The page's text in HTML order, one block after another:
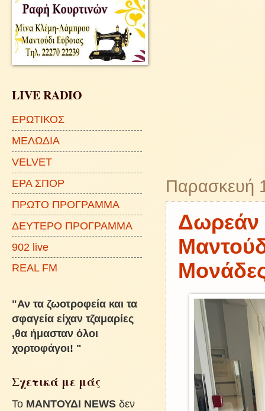
Παρασκευή
Δωρεάν
LIVE RADIO
ΕΡΩΤΙΚΟΣ
ΜΕΛΩΔΙΑ
VELVET
ΕΡΑ ΣΠΟΡ
ΠΡΩΤΟ ΠΡΟΓΡΑΜΜΑ
ΔΕΥΤΕΡΟ ΠΡΟΓΡΑΜΜΑ
902 live
REAL FM
"Αν τα ζωοτροφεία και τα
σφαγεία είχαν τζαμαρίες
,θα ήμασταν όλοι
χορτοφάγοι! "
Σχετικά με μάς
To ΜΑΝΤΟΥΔΙ NEWS δεν